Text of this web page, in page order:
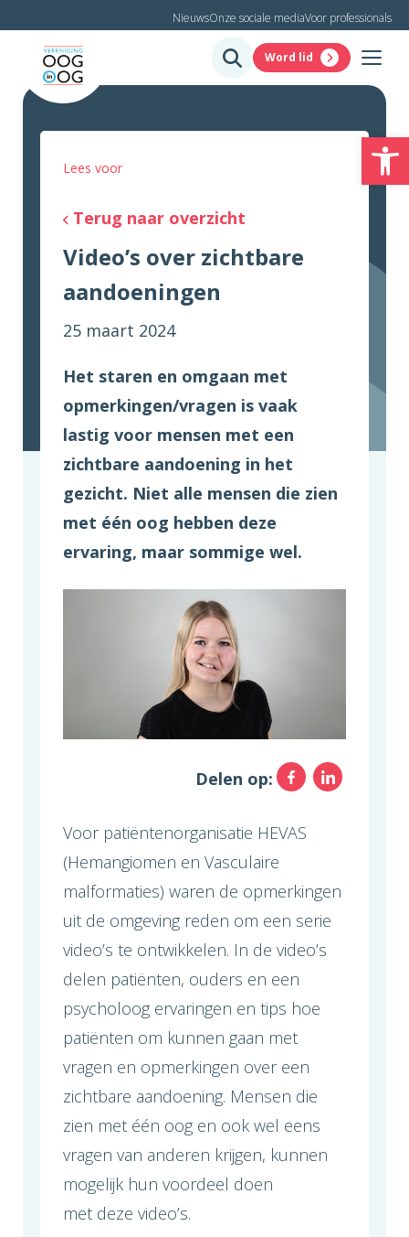
NieuwsOnze sociale mediaVoor professionals
Word lid
Lees voor
Terug naar overzicht
Video’s over zichtbare
aandoeningen
25 maart 2024
Het staren en omgaan met
opmerkingen/vragen is vaak
lastig voor mensen met een
zichtbare aandoening in het
gezicht. Niet alle mensen die zien
met één oog hebben deze
ervaring, maar sommige wel.
Delen op:
Voor patiëntenorganisatie HEVAS
(Hemangiomen en Vasculaire
malformaties) waren de opmerkingen
uit de omgeving reden om een serie
video’s te ontwikkelen. In de video’s
delen patiënten, ouders en een
psycholoog ervaringen en tips hoe
patiënten om kunnen gaan met
vragen en opmerkingen over een
zichtbare aandoening. Mensen die
zien met één oog en ook wel eens
vragen van anderen krijgen, kunnen
mogelijk hun voordeel doen
met deze video’s.